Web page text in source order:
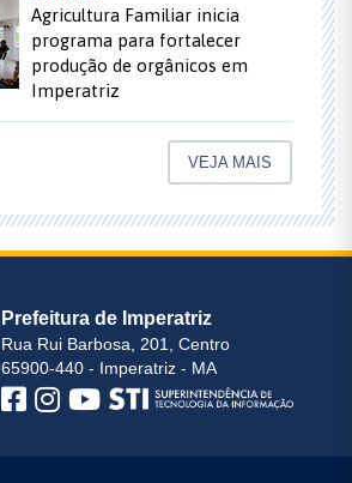
Agricultura Familiar inicia
programa para fortalecer
produção de orgânicos em
Imperatriz
VEJA MAIS
Prefeitura de Imperatriz
Rua Rui Barbosa, 201, Centro
65900-440 - Imperatriz - MA